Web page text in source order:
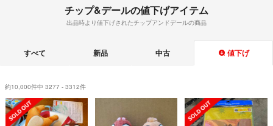
チップ&デールの値下げアイテム
出品時より値下げされたチップアンドデールの商品
すべて 新品 中古 値下げ
約10,000件中 3277 - 3312件